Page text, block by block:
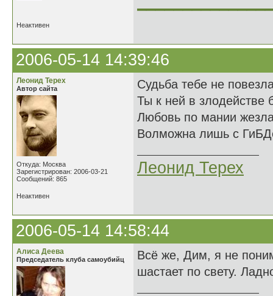
Неактивен
2006-05-14 14:39:46
Леонид Терех
Автор сайта
Откуда: Москва
Зарегистрирован: 2006-03-21
Сообщений: 865
Судьба тебе не
Ты к ней в злодействе
Любовь по мании
Волможна лишь с
Леонид Терех
Неактивен
2006-05-14 14:58:44
Алиса Деева
Председатель клуба самоубийц
Всё же, Дим, я не
шастает по свету.